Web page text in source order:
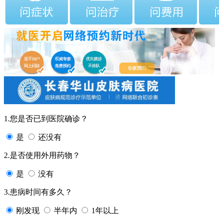
1.您是否已到医院确诊？
是 还没有
2.是否使用外用药物？
是 没有
3.患病时间有多久？
刚发现 半年内 1年以上